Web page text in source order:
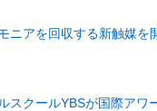
ニアを回収する新触媒
スクールYBSが国際アワ